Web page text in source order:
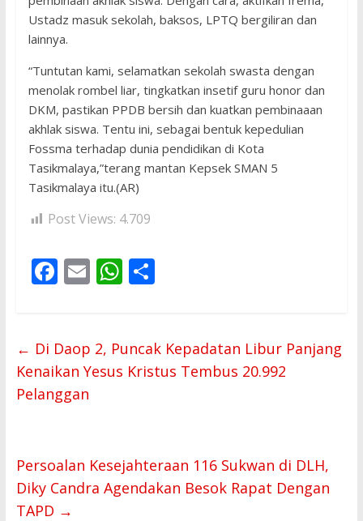
Ustadz masuk sekolah, baksos, LPTQ bergiliran dan
lainnya.
“Tuntutan kami, selamatkan sekolah swasta dengan
menolak rombel liar, tingkatkan insetif guru honor dan
DKM, pastikan PPDB bersih dan kuatkan pembinaaan
akhlak siswa. Tentu ini, sebagai bentuk kepedulian
Fossma terhadap dunia pendidikan di Kota
Tasikmalaya,”terang mantan Kepsek SMAN 5
Tasikmalaya itu.(AR)
Post Views: 4.709
F
b
o
o
E
l
W
s
A
S
e
← Di Daop 2, Puncak Kepadatan Libur Panjang
Kenaikan Yesus Kristus Tembus 20.992
Pelanggan
Persoalan Kesejahteraan 116 Sukwan di DLH,
Diky Candra Agendakan Besok Rapat Dengan
TAPD →